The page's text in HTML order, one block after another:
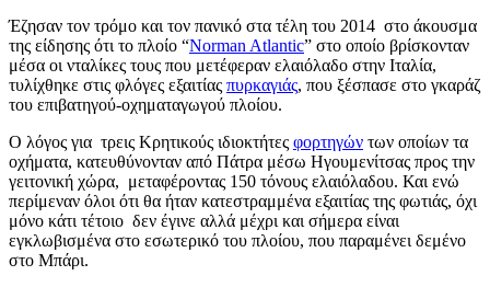
Έζησαν τον τρόμο και τον πανικό στα τέλη του 2014 στο άκουσμα
της είδησης ότι το πλοίο “Norman Atlantic” στο οποίο βρίσκονταν
μέσα οι νταλίκες τους που μετέφεραν ελαιόλαδο στην Ιταλία,
τυλίχθηκε στις φλόγες εξαιτίας πυρκαγιάς, που ξέσπασε στο γκαράζ
του επιβατηγού-οχηματαγωγού πλοίου.
Ο λόγος για τρεις Κρητικούς ιδιοκτήτες φορτηγών των οποίων τα
οχήματα, κατευθύνονταν από Πάτρα μέσω Ηγουμενίτσας προς την
γειτονική χώρα, μεταφέροντας 150 τόνους ελαιόλαδου. Και ενώ
περίμεναν όλοι ότι θα ήταν κατεστραμμένα εξαιτίας της φωτιάς, όχι
μόνο κάτι τέτοιο δεν έγινε αλλά μέχρι και σήμερα είναι
εγκλωβισμένα στο εσωτερικό του πλοίου, που παραμένει δεμένο
στο Μπάρι.